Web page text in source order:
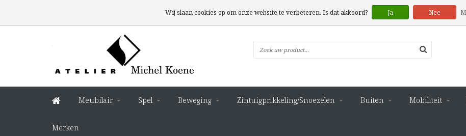
Meubilair Spel Beweging Zintuigprikkeling/Snoezelen Buiten Mobiliteit
Merken
Wij slaan cookies op om onze website te verbeteren. Is dat akkoord? Ja Nee